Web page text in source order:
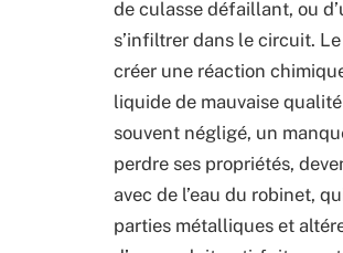
de culasse défaillant, ou
s’infiltrer dans le circuit.
créer une réaction
liquide de mauvaise
souvent négligé, un
perdre ses propriétés,
avec de l’eau du robinet,
parties métalliques et